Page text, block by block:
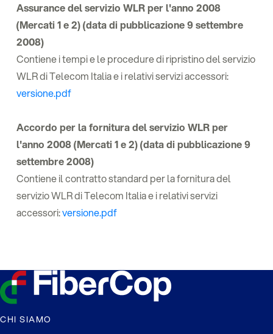
Assurance del servizio WLR per l'anno 2008
(Mercati 1 e 2) (data di pubblicazione 9 settembre
2008)
Contiene i tempi e le procedure di ripristino del servizio
WLR di Telecom Italia e i relativi servizi accessori:
versione.pdf
Accordo per la fornitura del servizio WLR per
l'anno 2008 (Mercati 1 e 2) (data di pubblicazione 9
settembre 2008)
Contiene il contratto standard per la fornitura del
servizio WLR di Telecom Italia e i relativi servizi
accessori:versione.pdf
CHI SIAMO